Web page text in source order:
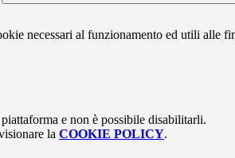
necessari al funzionamento ed utili alle
e non è possibile disabilitarli.
la COOKIE POLICY.